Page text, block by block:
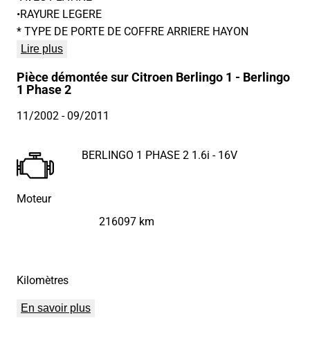
•RAYURE LEGERE
* TYPE DE PORTE DE COFFRE ARRIERE HAYON
Lire plus
Pièce démontée sur Citroen Berlingo 1 - Berlingo
1 Phase 2
11/2002 - 09/2011
Moteur
BERLINGO 1 PHASE 2 1.6i - 16V
Kilomètres
216097 km
En savoir plus